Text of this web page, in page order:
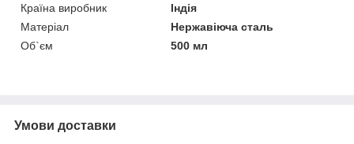
Країна виробник
Індія
Матеріал
Нержавіюча сталь
Об`єм
500 мл
Умови доставки